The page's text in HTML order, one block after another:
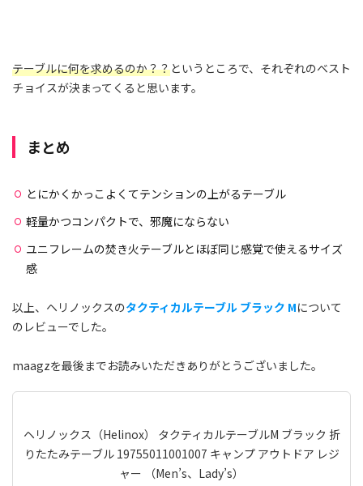
テーブルに何を求めるのか？？というところで、それぞれのベスト
チョイスが決まってくると思います。
まとめ
とにかくかっこよくてテンションの上がるテーブル
軽量かつコンパクトで、邪魔にならない
ユニフレームの焚き火テーブルとほぼ同じ感覚で使えるサイズ
感
以上、ヘリノックスのタクティカルテーブル ブラック Mについて
のレビューでした。
maagzを最後までお読みいただきありがとうございました。
ヘリノックス（Helinox） タクティカルテーブルM ブラック 折
りたたみテーブル 19755011001007 キャンプ アウトドア レジ
ャー （Men’s、Lady’s）